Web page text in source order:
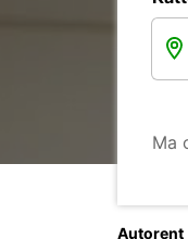
Ma
Autorent